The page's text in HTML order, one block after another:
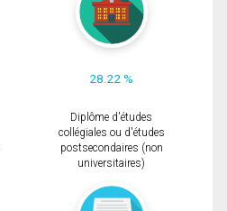
28.22 %
Diplôme d'études
collégiales ou d'études
postsecondaires (non
universitaires)